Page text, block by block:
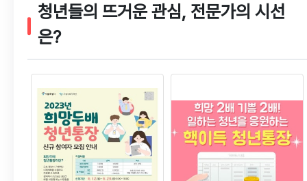
청년들의 뜨거운 관심, 전문가의 시선
은?